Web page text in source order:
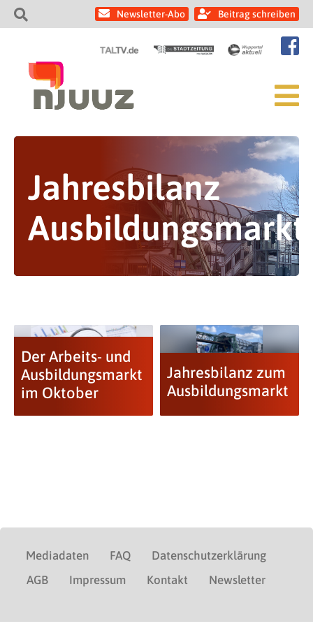
Newsletter-Abo Beitrag schreiben
Jahresbilanz
Ausbildungsmarkt
Der Arbeits- und
Ausbildungsmarkt
im Oktober
Jahresbilanz zum
Ausbildungsmarkt
Mediadaten FAQ
Datenschutzerklärung
AGB
Impressum Kontakt Newsletter